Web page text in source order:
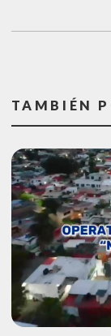
TAMBIÉN